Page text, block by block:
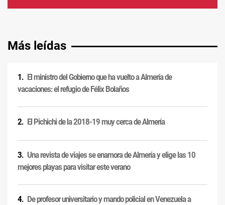
Más leídas
El ministro del Gobierno que ha vuelto a Almería de
vacaciones: el refugio de Félix Bolaños
El Pichichi de la 2018-19 muy cerca de Almería
Una revista de viajes se enamora de Almería y elige las 10
mejores playas para visitar este verano
De profesor universitario y mando policial en Venezuela a